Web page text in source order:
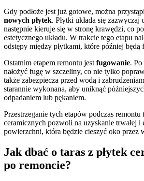
Gdy podłoże jest już gotowe, można
nowych płytek. Płytki układa się zazwyczaj
następnie kieruje się w stronę krawędzi, co
estetycznego układu. W trakcie tego etapu
odstępy między płytkami, które później będą
Ostatnim etapem remontu jestfugowanie. Po
nałożyć fugę w szczeliny, co nie tylko
także zabezpiecza przed wodą i
starannie wykonana, aby uniknąć
odpadaniem lub pękaniem.
Przestrzeganie tych etapów podczas remontu
ceramicznych pozwoli na uzyskanie trwałej i
powierzchni, która będzie cieszyć oko przez
Jak dbać o taras z płytek
po remoncie?